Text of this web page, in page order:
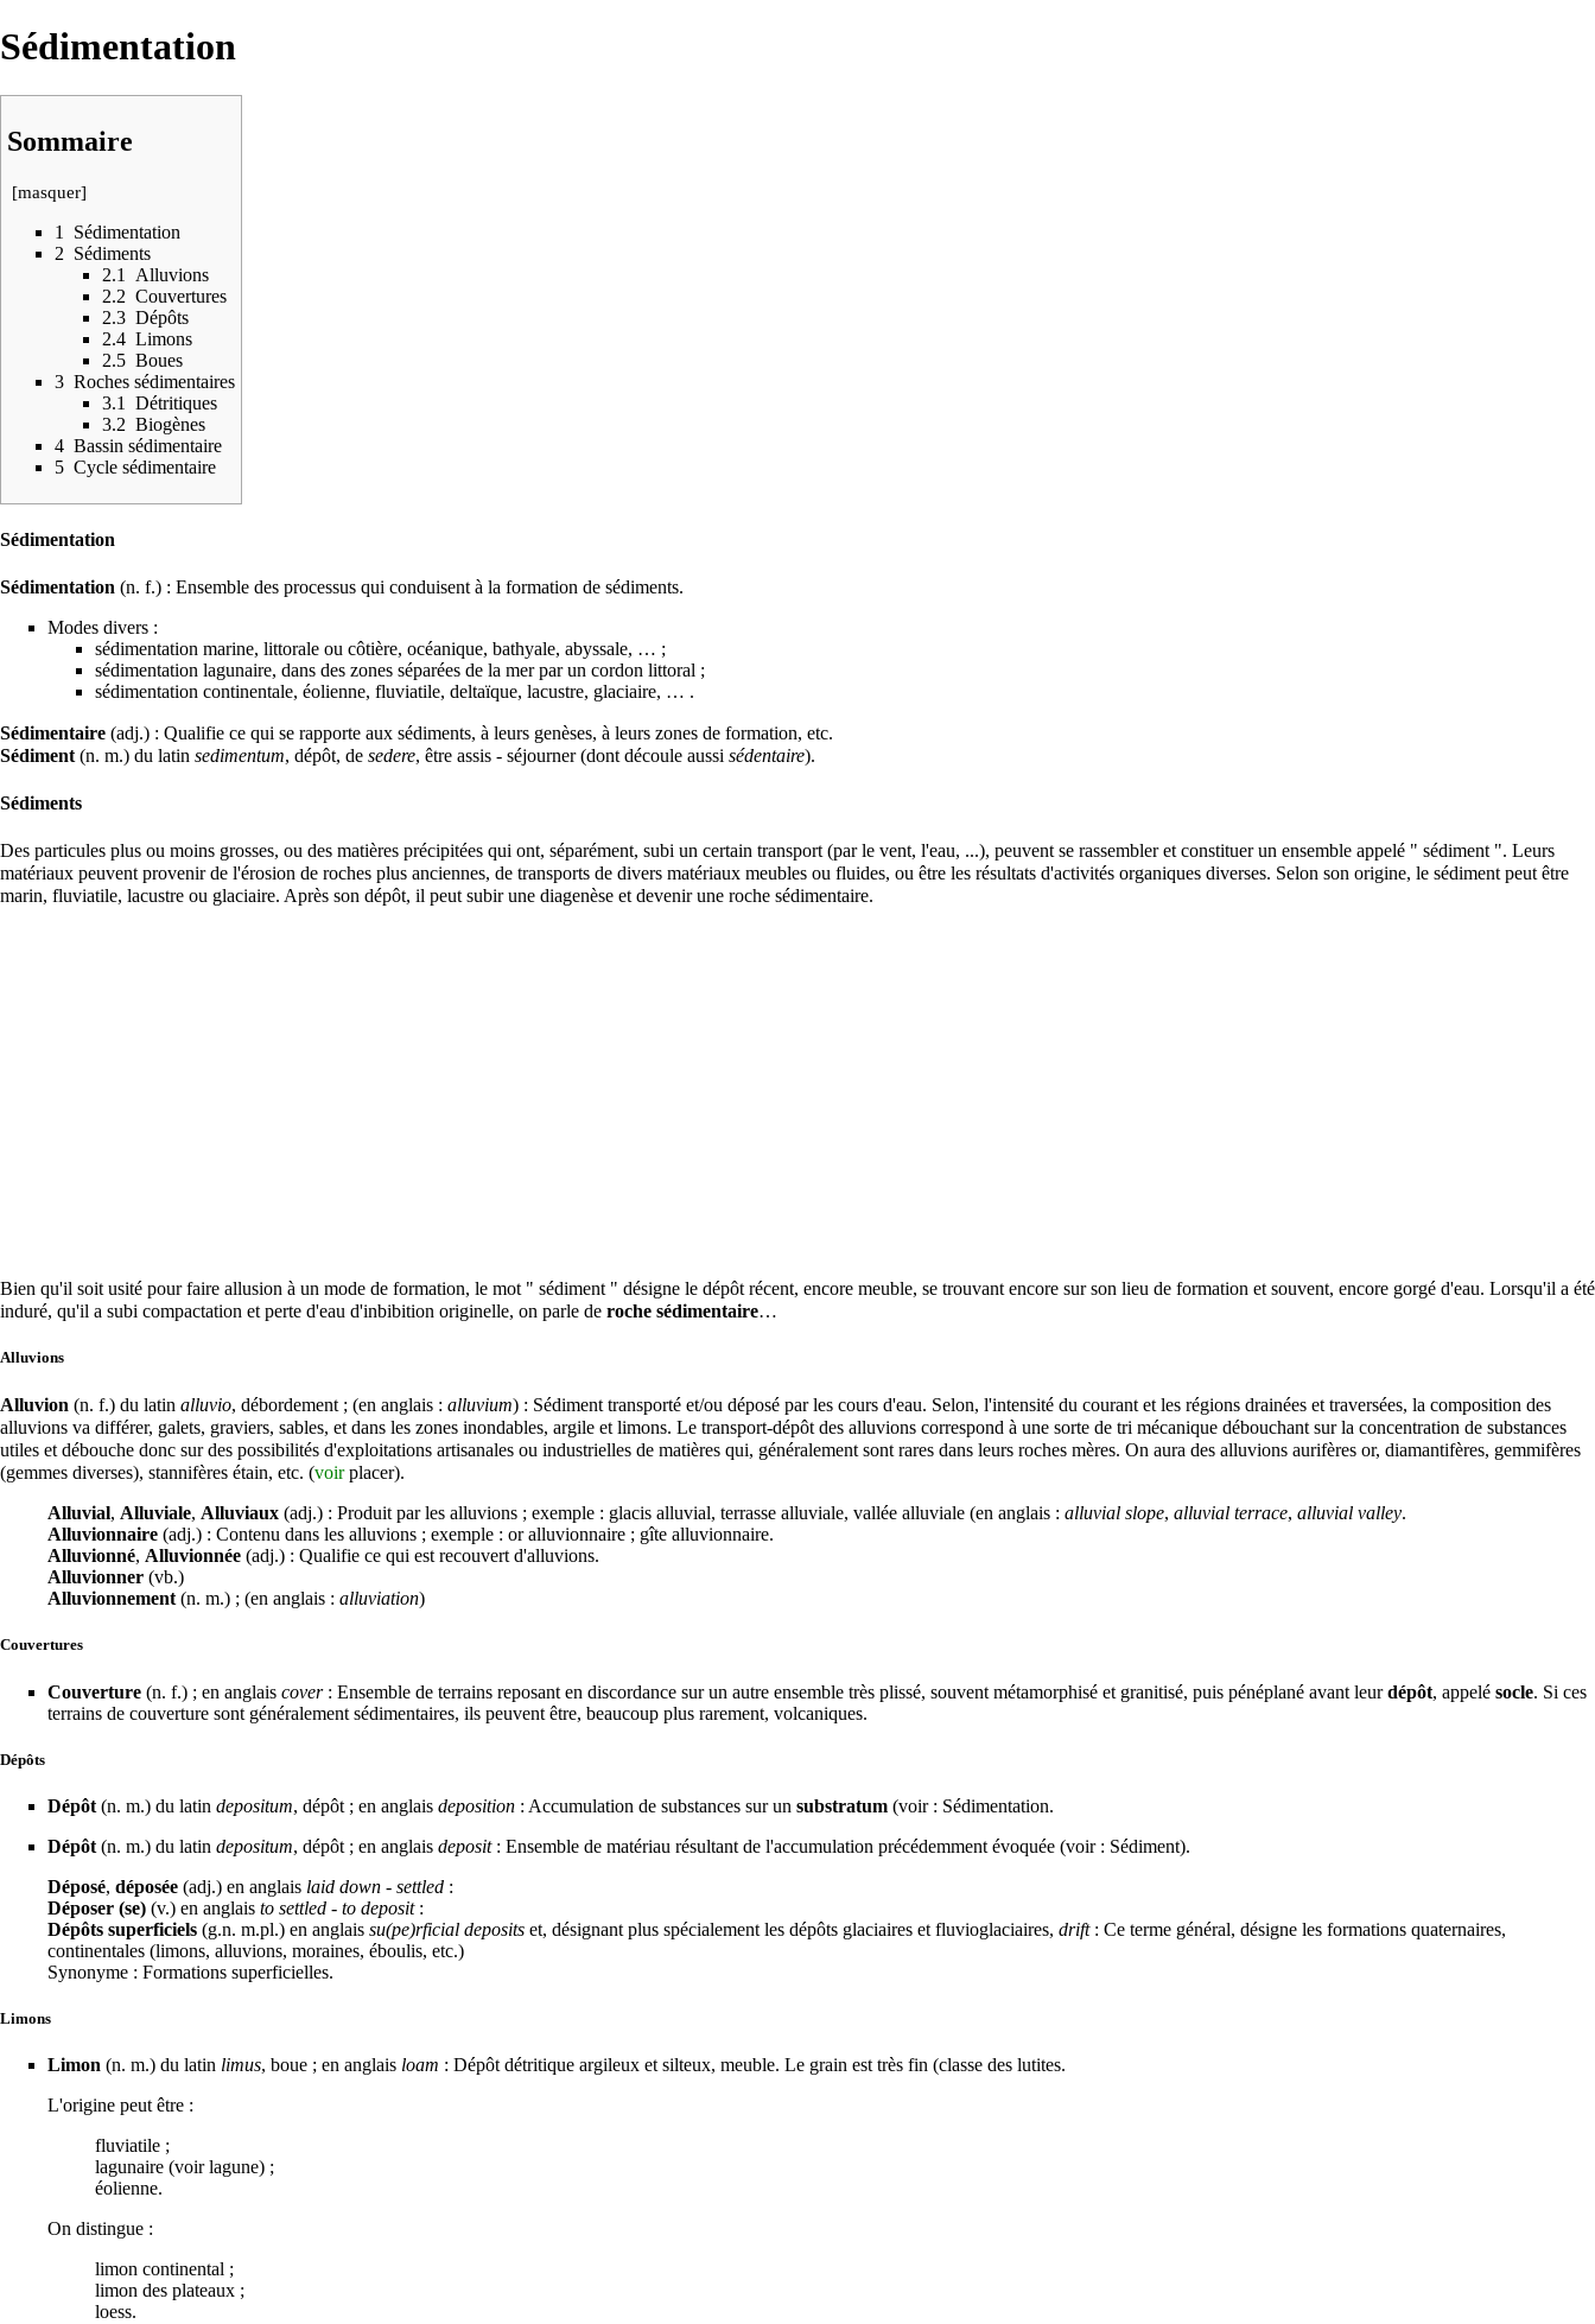
Sédimentation
Sommaire
[masquer]
1
Sédimentation
2 Sédiments
2.1
Alluvions
2.2 Couvertures
2.3 Dépôts
2.4 Limons
2.5 Boues
3 Roches sédimentaires
3.1
Détritiques
3.2 Biogènes
4 Bassin sédimentaire
5 Cycle sédimentaire
Sédimentation
Sédimentation (n. f.) : Ensemble des processus qui conduisent à la formation de sédiments.
Modes divers :
sédimentation marine, littorale ou côtière, océanique, bathyale, abyssale, … ;
sédimentation lagunaire, dans des zones séparées de la mer par un cordon littoral ;
sédimentation continentale, éolienne, fluviatile, deltaïque, lacustre, glaciaire, … .
Sédimentaire (adj.) : Qualifie ce qui se rapporte aux sédiments, à leurs genèses, à leurs zones de formation, etc.
Sédiment(n. m.) du latin sedimentum, dépôt, de sedere, être assis - séjourner (dont découle aussi sédentaire).
Sédiments
Des particules plus ou moins grosses, ou des matières précipitées qui ont, séparément, subi un certain transport (par le vent, l'eau, ...), peuvent se rassembler et constituer un ensemble appelé " sédiment ". Leurs
matériaux peuvent provenir de l'érosion de roches plus anciennes, de transports de divers matériaux meubles ou fluides, ou être les résultats d'activités organiques diverses. Selon son origine, le sédiment peut être
marin, fluviatile, lacustre ou glaciaire. Après son dépôt, il peut subir une diagenèse et devenir une roche sédimentaire.
Bien qu'il soit usité pour faire allusion à un mode de formation, le mot " sédiment " désigne le dépôt récent, encore meuble, se trouvant encore sur son lieu de formation et souvent, encore gorgé d'eau. Lorsqu'il a été
induré, qu'il a subi compactation et perte d'eau d'inbibition originelle, on parle de roche sédimentaire…
Alluvions
Alluvion (n. f.) du latin alluvio, débordement ; (en anglais : alluvium) : Sédiment transporté et/ou déposé par les cours d'eau. Selon, l'intensité du courant et les régions drainées et traversées, la composition des
alluvions va différer, galets, graviers, sables, et dans les zones inondables, argile et limons. Le transport-dépôt des alluvions correspond à une sorte de tri mécanique débouchant sur la concentration de substances
utiles et débouche donc sur des possibilités d'exploitations artisanales ou industrielles de matières qui, généralement sont rares dans leurs roches mères. On aura des alluvions aurifères or, diamantifères, gemmifères
(gemmes diverses), stannifères étain, etc. (voirplacer).
Alluvial, Alluviale, Alluviaux (adj.) : Produit par les alluvions ; exemple : glacis alluvial, terrasse alluviale, vallée alluviale (en anglais : alluvial slope, alluvial terrace, alluvial valley.
Alluvionnaire (adj.) : Contenu dans les alluvions ; exemple : or alluvionnaire ; gîte alluvionnaire.
Alluvionné, Alluvionnée (adj.) : Qualifie ce qui est recouvert d'alluvions.
Alluvionner (vb.)
Alluvionnement (n. m.) ; (en anglais : alluviation)
Couvertures
Couverture (n. f.) ; en anglais cover: Ensemble de terrains reposant en discordance sur un autre ensemble très plissé, souvent métamorphisé et granitisé, puis pénéplané avant leurdépôt, appelé socle. Si ces
terrains de couverture sont généralement sédimentaires, ils peuvent être, beaucoup plus rarement, volcaniques.
Dépôts
Dépôt (n. m.) du latin depositum, dépôt ; en anglais deposition : Accumulation de substances sur un substratum (voir : Sédimentation.
Dépôt (n. m.) du latin depositum, dépôt ; en anglais deposit: Ensemble de matériau résultant de l'accumulation précédemment évoquée (voir : Sédiment).
Déposé, déposée (adj.) en anglais laid down - settled :
Déposer (se) (v.) en anglais to settled - to deposit:
Dépôts superficiels (g.n. m.pl.) en anglais su(pe)rficial deposits et, désignant plus spécialement les dépôts glaciaires et fluvioglaciaires, drift: Ce terme général, désigne les formations quaternaires,
continentales (limons, alluvions, moraines, éboulis, etc.)
Synonyme : Formations superficielles.
Limons
Limon (n. m.) du latin limus, boue ; en anglais loam : Dépôt détritique argileux et silteux, meuble. Le grain est très fin (classe des lutites.
L'origine peut être :
fluviatile ;
lagunaire (voirlagune) ;
éolienne.
On distingue :
limon continental ;
limon des plateaux ;
loess.